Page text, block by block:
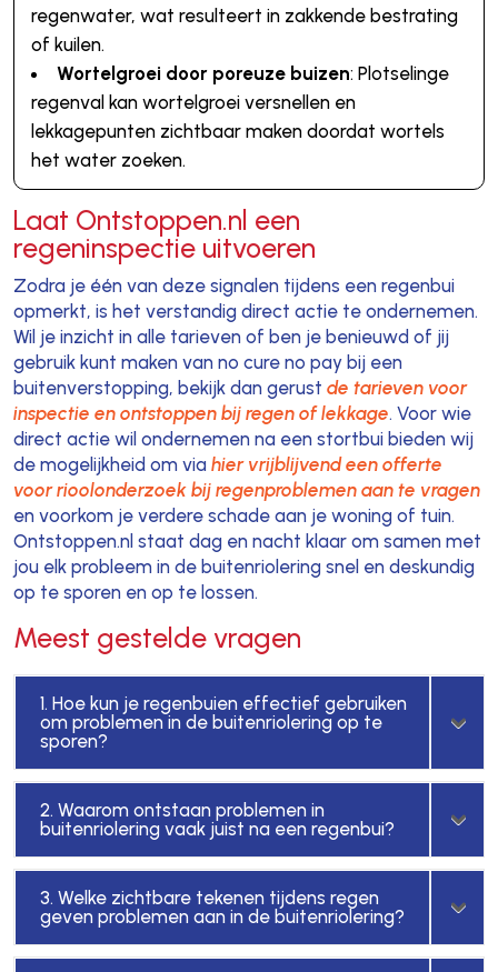
regenwater, wat resulteert in zakkende bestrating
of kuilen.
Wortelgroei door poreuze buizen: Plotselinge
regenval kan wortelgroei versnellen en
lekkagepunten zichtbaar maken doordat wortels
het water zoeken.
Laat Ontstoppen.nl een
regeninspectie uitvoeren
Zodra je één van deze signalen tijdens een regenbui
opmerkt, is het verstandig direct actie te ondernemen.
Wil je inzicht in alle tarieven of ben je benieuwd of jij
gebruik kunt maken van no cure no pay bij een
buitenverstopping, bekijk dan gerust de tarieven voor
inspectie en ontstoppen bij regen of lekkage. Voor wie
direct actie wil ondernemen na een stortbui bieden wij
de mogelijkheid om via hier vrijblijvend een offerte
voor rioolonderzoek bij regenproblemen aan te vragen
en voorkom je verdere schade aan je woning of tuin.
Ontstoppen.nl staat dag en nacht klaar om samen met
jou elk probleem in de buitenriolering snel en deskundig
op te sporen en op te lossen.
Meest gestelde vragen
1. Hoe kun je regenbuien effectief gebruiken
om problemen in de buitenriolering op te
sporen?
2. Waarom ontstaan problemen in
buitenriolering vaak juist na een regenbui?
3. Welke zichtbare tekenen tijdens regen
geven problemen aan in de buitenriolering?